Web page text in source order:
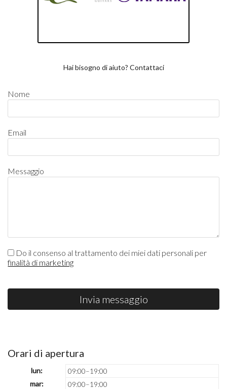
Hai bisogno di aiuto? Contattaci
Nome
Email
Messaggio
Do il consenso al trattamento dei miei dati personali per
finalità di marketing
Invia messaggio
Orari di apertura
lun:
09:00–19:00
mar:
09:00–19:00